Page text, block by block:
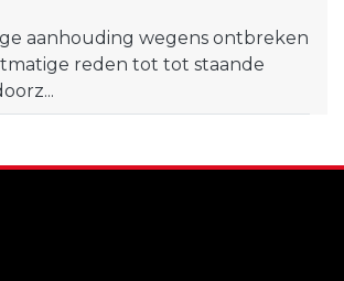
aanhouding wegens ontbreken
reden tot tot staande